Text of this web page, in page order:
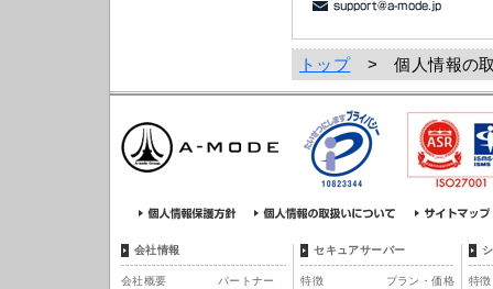
トップ> 個人情報の取
会社情報
会社概要
パートナー
セキュアサーバー
特徴
プラン・価格
特徴